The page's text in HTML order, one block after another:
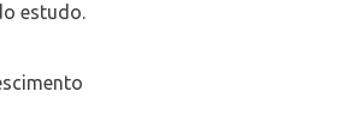
estudo.